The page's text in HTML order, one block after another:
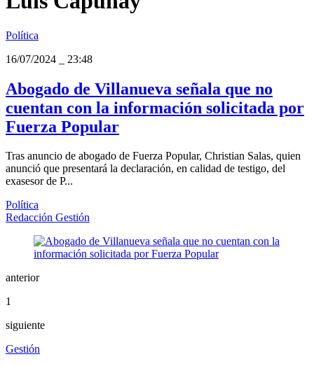
Política
16/07/2024
23:48
Abogado de Villanueva señala que no
cuentan con la información solicitada por
Fuerza Popular
Tras anuncio de abogado de Fuerza Popular, Christian Salas, quien
anunció que presentará la declaración, en calidad de testigo, del
exasesor de P...
Política
Redacción Gestión
anterior
1
siguiente
Gestión